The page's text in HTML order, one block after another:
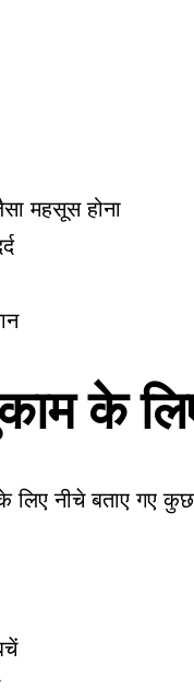
महसूस होना
के
लिए नीचे बताए गए